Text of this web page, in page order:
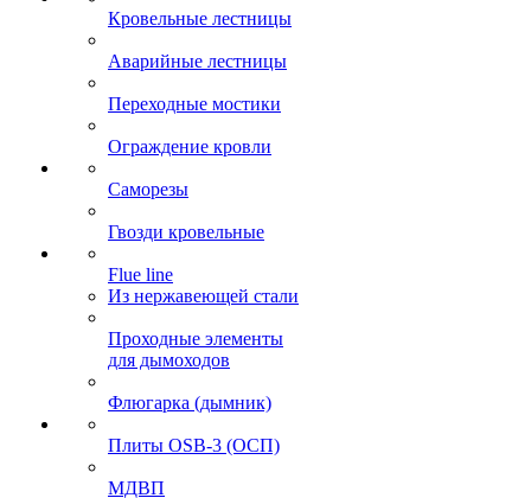
Кровельные лестницы
Аварийные лестницы
Переходные мостики
Ограждение кровли
Саморезы
Гвозди кровельные
Flue line
Из нержавеющей стали
Проходные элементы
для дымоходов
Флюгарка (дымник)
Плиты OSB-3 (ОСП)
МДВП